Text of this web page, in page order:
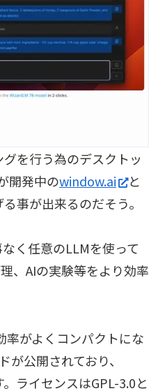
を行う為のデスクトッ
開発中のwindow.ai
と
事が出来るのだそう。
く任意のLLMを使って
、AIの実験等をより効率
がよくコンパクトにな
公開されており、
ライセンスはGPL-3.0と